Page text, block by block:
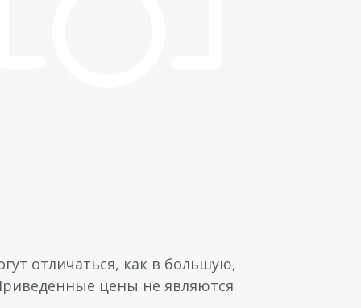
отличаться, как в большую,
цены не являются